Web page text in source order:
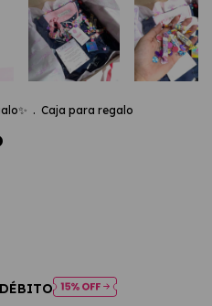
. Caja para regalo
DÉBITO